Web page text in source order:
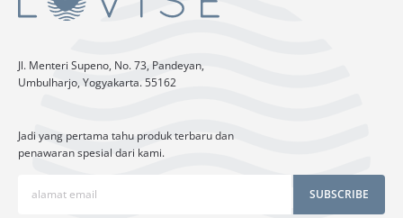
Jl. Menteri Supeno, No. 73, Pandeyan,
Umbulharjo, Yogyakarta. 55162
Jadi yang pertama tahu produk terbaru dan
penawaran spesial dari kami.
SUBSCRIBE